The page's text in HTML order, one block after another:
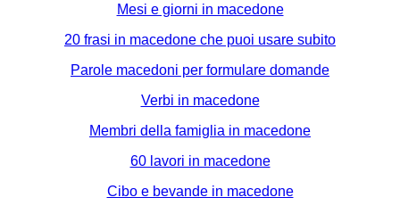
Mesi e giorni in macedone
20 frasi in macedone che puoi usare subito
Parole macedoni per formulare domande
Verbi in macedone
Membri della famiglia in macedone
60 lavori in macedone
Cibo e bevande in macedone